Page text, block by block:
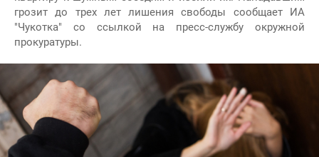
грозит до трех лет лишения свободы сообщает ИА
"Чукотка" со ссылкой на пресс-службу окружной
прокуратуры.